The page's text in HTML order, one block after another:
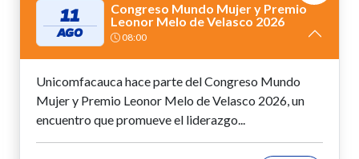
11
AGO
Congreso Mundo Mujer y Premio
Leonor Melo de Velasco 2026
08:00
Unicomfacauca hace parte del Congreso Mundo
Mujer y Premio Leonor Melo de Velasco 2026, un
encuentro que promueve el liderazgo...